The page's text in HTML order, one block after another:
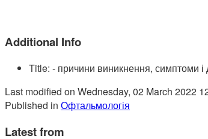
Additional Info
Title: - причини виникнення, симптоми і
Last modified on Wednesday, 02 March 2022
Published in Офтальмологія
Latest from